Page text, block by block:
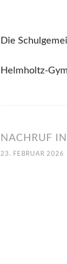
Die
Helmholtz-
NACHRUF
23. FEBRUAR 2026